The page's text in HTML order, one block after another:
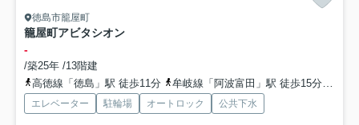
徳島市籠屋町
籠屋町アビタシオン
-
/築25年 /13階建
高徳線「徳島」駅 徒歩11分
牟岐線「阿波富田」駅 徒歩15分
エレベーター 駐輪場 オートロック 公共下水